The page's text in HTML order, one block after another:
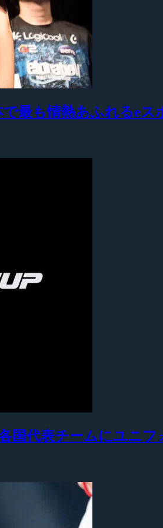
最も情熱あふれるeス
国代表チームにユニ